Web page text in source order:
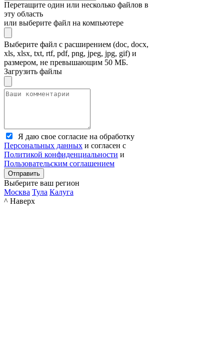
Перетащите один или несколько файлов в
эту область
или выберите файл на компьютере
Выберите файл с расширением (doc, docx,
xls, xlsx, txt, rtf, pdf, png, jpeg, jpg, gif) и
размером, не превышающим 50 МБ.
Загрузить файлы
Я даю свое согласие на обработку
Персональных данных и согласен с
Политикой конфиденциальности и
Пользовательским соглашением
Отправить
Выберите ваш регион
Москва Тула Калуга
^ Наверх